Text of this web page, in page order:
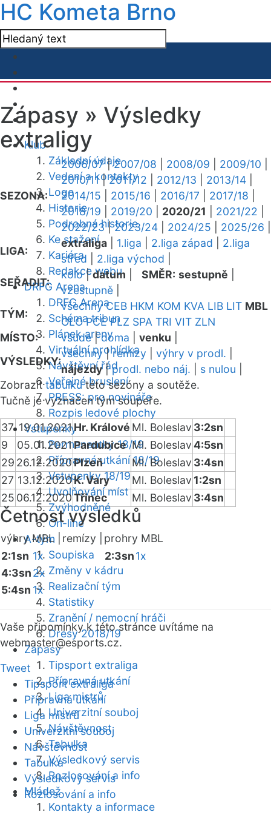
HC Kometa Brno
Klub
Základní údaje
Vedení a kontakty
Logo
Historie
Podrobná historie
Ke stažení
Kariéra
Redakce webu
DRFG Arena
DRFG Arena
Schéma tribun
Plánek areny
Virtuální prohlídka
Návštěvní řád
Veřejné bruslení
PRESS: pro novináře
Rozpis ledové plochy
Vstupenky
Permanentky 18/19
Přípravná utkání 18/19
Vstupenky 18/19
Uvolňování míst
Zvýhodněné
On-line
A-tým
Soupiska
Změny v kádru
Realizační tým
Statistiky
Zranění / nemocní hráči
Dresy 2018/19
Zápasy
Tipsport extraliga
Přípravná utkání
Liga mistrů
Univerzitní souboj
Návštěvnost
Tabulka
Výsledkový servis
Rozlosování a info
Mládež
Kontakty a informace
Zápasy » Výsledky
extraligy
SEZONA:
2006/07|2007/08 2008/09 2009/10
2010/11|2011/12 2012/13 2013/14
2014/15
2015/16 2016/17 2017/18
2018/19
2019/20 2020/21 2021/22
2022/23|2023/24 2024/25 2025/26
LIGA:
extraliga 1.liga 2.liga západ
2.liga
střed
2.liga východ
SEŘADIT:
kolo|datum SMĚR: sestupně
vzestupně
TÝM:
všechny CEB HKM KOM KVA LIB LIT MBL
OLO PCE PLZ SPA TRI VIT ZLN
MÍSTO:
všude|doma venku
VÝSLEDKY:
všechny|remízy výhry v prodl.
nájezdy|prodl. nebo náj. s nulou
Zobrazittabulkutéto sezóny a soutěže.
Tučně je vyznačen tým soupeře.
37 19.01.2021Hr. Králové Ml. Boleslav 3:2sn
9
05.01.2021Pardubice Ml. Boleslav4:5sn
29 26.12.2020Plzeň Ml. Boleslav 3:4sn
27 13.12.2020K. Vary Ml. Boleslav 1:2sn
25 06.12.2020Třinec Ml. Boleslav 3:4sn
Četnost výsledků
výhry MBL | remízy |
prohry MBL
2:1sn 1x
4:3sn2x
5:4sn 1x
2:3sn1x
Vaše připomínky k této stránce uvítáme na
webmaster@esports.cz.
Tweet
Tipsport extraliga
Přípravná utkání
Liga mistrů
Univerzitní souboj
Návštěvnost
Tabulka
Výsledkový servis
Rozlosování a info